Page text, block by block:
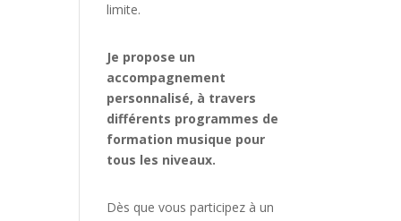
limite.
Je propose un
accompagnement
personnalisé, à travers
différents programmes de
formation musique pour
tous les niveaux.
Dès que vous participez à un